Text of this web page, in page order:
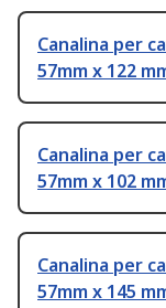
Canalina per
57mm x 122
Canalina per
57mm x 102
Canalina per
57mm x 145